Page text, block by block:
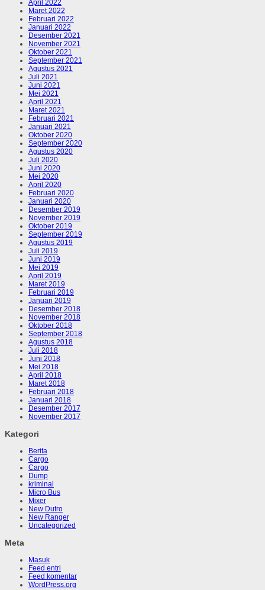
April 2022
Maret 2022
Februari 2022
Januari 2022
Desember 2021
November 2021
Oktober 2021
September 2021
Agustus 2021
Juli 2021
Juni 2021
Mei 2021
April 2021
Maret 2021
Februari 2021
Januari 2021
Oktober 2020
September 2020
Agustus 2020
Juli 2020
Juni 2020
Mei 2020
April 2020
Februari 2020
Januari 2020
Desember 2019
November 2019
Oktober 2019
September 2019
Agustus 2019
Juli 2019
Juni 2019
Mei 2019
April 2019
Maret 2019
Februari 2019
Januari 2019
Desember 2018
November 2018
Oktober 2018
September 2018
Agustus 2018
Juli 2018
Juni 2018
Mei 2018
April 2018
Maret 2018
Februari 2018
Januari 2018
Desember 2017
November 2017
Kategori
Berita
Cargo
Cargo
Dump
kriminal
Micro Bus
Mixer
New Dutro
New Ranger
Uncategorized
Meta
Masuk
Feed entri
Feed komentar
WordPress.org